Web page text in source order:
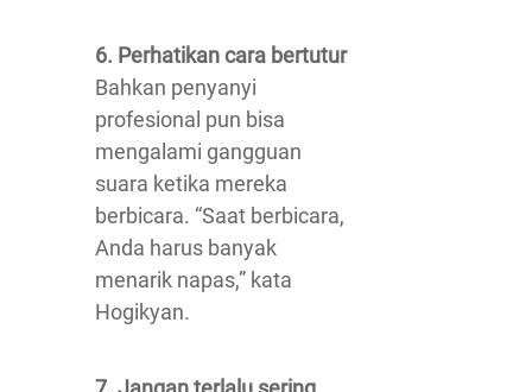
6. Perhatikan cara bertutur
Bahkan penyanyi
profesional pun bisa
mengalami gangguan
suara ketika mereka
berbicara. “Saat berbicara,
Anda harus banyak
menarik napas,” kata
Hogikyan.